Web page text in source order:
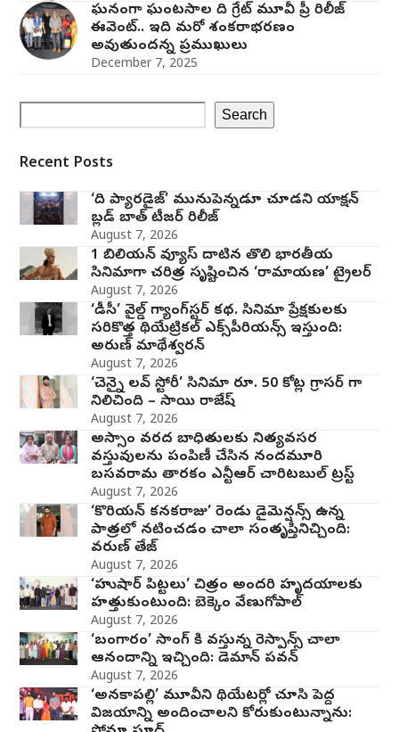
ఘనంగా ఘంటసాల ది గ్రేట్ మూవీ ప్రీ రిలీజ్
ఈవెంట్.. ఇది మరో శంకరాభరణం
అవుతుందన్న ప్రముఖులు
December 7, 2025
Search
Recent Posts
‘ది ప్యారడైజ్’ మునుపెన్నడూ చూడని యాక్షన్
బ్లడ్ బాత్ టీజర్ రిలీజ్
August 7, 2026
1 బిలియన్ వ్యూస్ దాటిన తొలి భారతీయ
సినిమాగా చరిత్ర సృష్టించిన ‘రామాయణ’ ట్రైలర్
August 7, 2026
‘డీసీ’ వైల్డ్ గ్యాంగ్‌స్టర్ కథ. సినిమా ప్రేక్షకులకు
సరికొత్త థియేట్రికల్ ఎక్స్‌పీరియన్స్ ఇస్తుంది:
అరుణ్ మాథేశ్వరన్
August 7, 2026
‘చెన్నై లవ్ స్టోరీ’ సినిమా రూ. 50 కోట్ల గ్రాసర్ గా
నిలిచింది – సాయి రాజేష్
August 7, 2026
అస్సాం వరద బాధితులకు నిత్యవసర
వస్తువులను పంపిణీ చేసిన నందమూరి
బసవరామ తారకం ఎన్టీఆర్ చారిటబుల్ ట్రస్ట్
August 7, 2026
‘కొరియన్ కనకరాజు’ రెండు డైమెన్షన్స్ ఉన్న
పాత్రలో నటించడం చాలా సంతృప్తినిచ్చింది:
వరుణ్ తేజ్
August 7, 2026
‘హుషార్‌ పిట్టలు’ చిత్రం అందరి హృదయాలకు
హత్తుకుంటుంది: బెక్కెం వేణుగోపాల్‌
August 7, 2026
‘బంగారం’ సాంగ్ కి వస్తున్న రెస్పాన్స్ చాలా
ఆనందాన్ని ఇచ్చింది: డెమాన్ పవన్
August 7, 2026
‘అనకాపల్లి’ మూవీని థియేటర్లో చూసి పెద్ద
విజయాన్ని అందించాలని కోరుకుంటున్నాను: